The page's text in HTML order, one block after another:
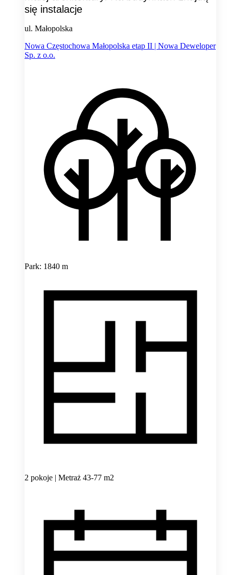
się instalacje
ul. Małopolska
Nowa Częstochowa Małopolska etap II | Nowa Deweloper
Sp. z o.o.
Park: 1840 m
2 pokoje | Metraż 43-77 m2